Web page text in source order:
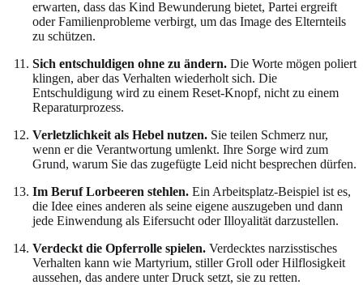
erwarten, dass das Kind Bewunderung bietet, Partei ergreift
oder Familienprobleme verbirgt, um das Image des Elternteils
zu schützen.
Sich entschuldigen ohne zu ändern. Die Worte mögen poliert
klingen, aber das Verhalten wiederholt sich. Die
Entschuldigung wird zu einem Reset-Knopf, nicht zu einem
Reparaturprozess.
Verletzlichkeit als Hebel nutzen. Sie teilen Schmerz nur,
wenn er die Verantwortung umlenkt. Ihre Sorge wird zum
Grund, warum Sie das zugefügte Leid nicht besprechen dürfen.
Im Beruf Lorbeeren stehlen. Ein Arbeitsplatz-Beispiel ist es,
die Idee eines anderen als seine eigene auszugeben und dann
jede Einwendung als Eifersucht oder Illoyalität darzustellen.
Verdeckt die Opferrolle spielen. Verdecktes narzisstisches
Verhalten kann wie Martyrium, stiller Groll oder Hilflosigkeit
aussehen, das andere unter Druck setzt, sie zu retten.